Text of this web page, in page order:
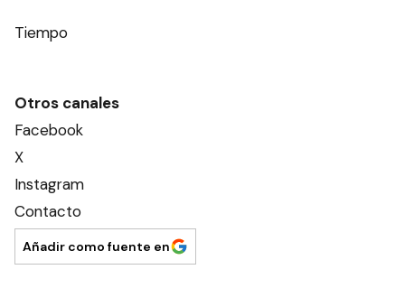
Tiempo
Otros canales
Facebook
X
Instagram
Contacto
Añadir como fuente en